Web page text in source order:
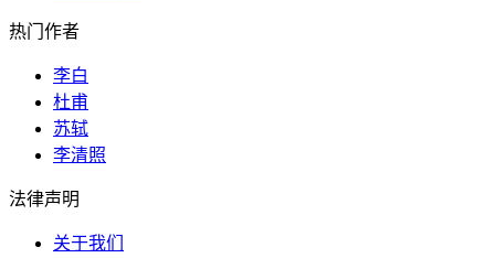
热门作者
李白
杜甫
苏轼
李清照
法律声明
关于我们